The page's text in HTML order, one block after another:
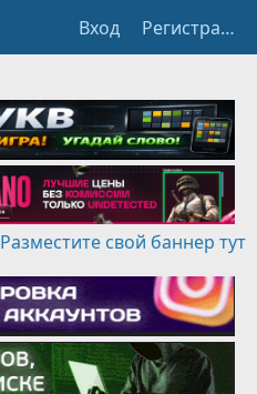
Вход Регистрация
Разместите свой баннер тут